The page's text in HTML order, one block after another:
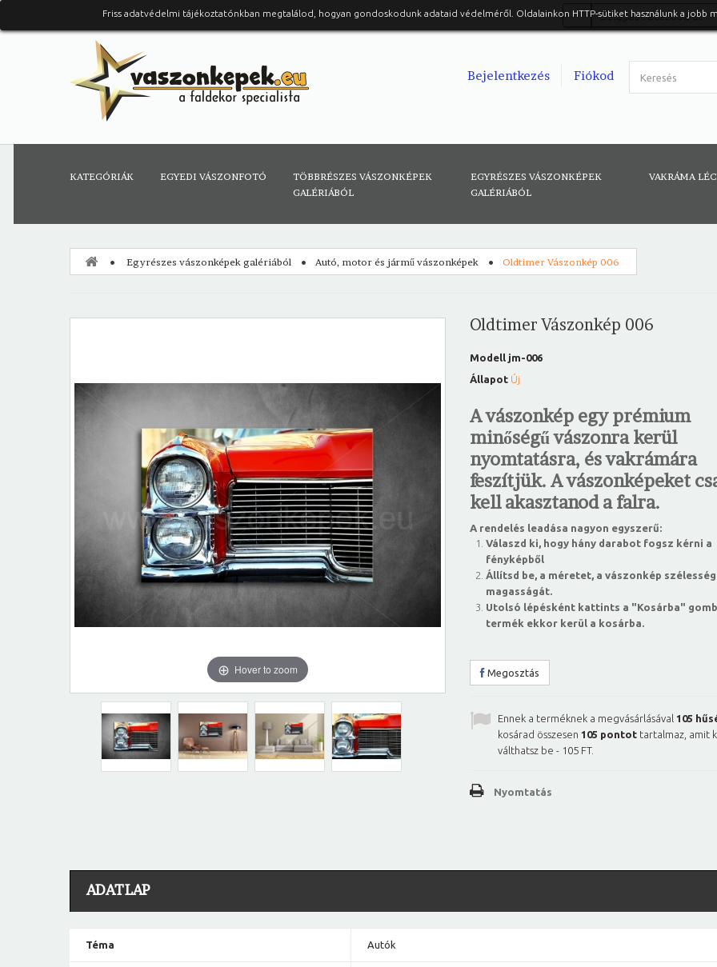
Belépés Facebook-al
Fiókod
Bejelentkezés
KATEGÓRIÁK EGYEDI VÁSZONFOTÓ
TÖBBRÉSZES VÁSZONKÉPEK
GALÉRIÁBÓL
EGYRÉSZES VÁSZONKÉPEK
GALÉRIÁBÓL
VAKRÁMA
Friss adatvédelmi tájékoztatónkban megtalálod, hogyan gondoskodunk adataid védelméről. Oldalainkon HTTP-sütiket használunk a jobb
Egyrészes vászonképek galériából Autó, motor és jármű vászonképek Oldtimer Vászonkép 006
Hover to zoom
Oldtimer Vászonkép 006
Modell jm-006
Állapot Új
A vászonkép egy prémium
minőségű vászonra kerül
nyomtatásra, és vakrámára
feszítjük. A vászonképeket
kell akasztanod a falra.
A rendelés leadása nagyon egyszerű:
Válaszd ki, hogy hány darabot fogsz kérni a
fényképből
Állítsd be, a méretet, a vászonkép
magasságát.
Utolsó lépésként kattints a "Kosárba"
termék ekkor kerül a kosárba.
Megosztás
Ennek a terméknek a megvásárlásával 105
kosárad összesen 105 pontot tartalmaz, amit
válthatsz be - 105 FT.
Nyomtatás
ADATLAP
Téma Autók